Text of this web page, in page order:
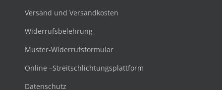
Versand und Versandkosten
Widerrufsbelehrung
Muster-Widerrufsformular
Online –Streitschlichtungsplattform
Datenschutz